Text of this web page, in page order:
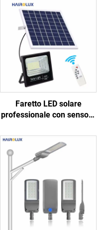
Faretto LED solare
professionale con sensore
telecomando e pannello
solare a ricarica rapida